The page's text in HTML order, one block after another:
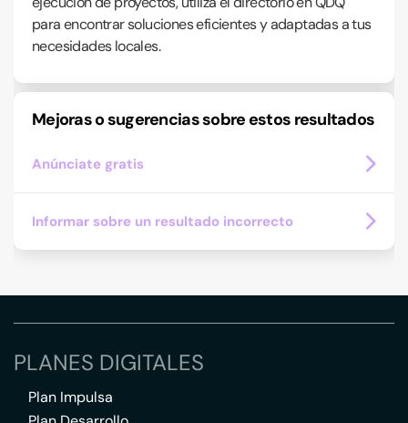
para encontrar soluciones eficientes y adaptadas a tus
necesidades locales.
Mejoras o sugerencias sobre estos resultados
Anúnciate gratis
Informar sobre un resultado incorrecto
PLANES DIGITALES
Plan Impulsa